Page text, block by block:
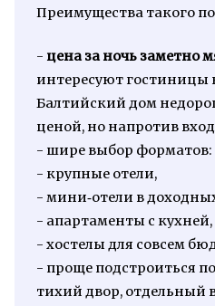
Преимущества такого
- цена за ночь заметно
интересуют гостиницы
Балтийский дом
ценой, но напротив
- шире выбор форматов:
- крупные отели,
- мини‑отели в
- апартаменты с кухней,
- хостелы для совсем
- проще подстроиться
тихий двор, отдельный